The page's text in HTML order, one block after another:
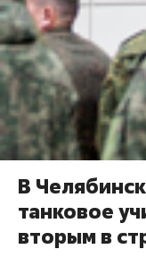
В
танковое
вторым в